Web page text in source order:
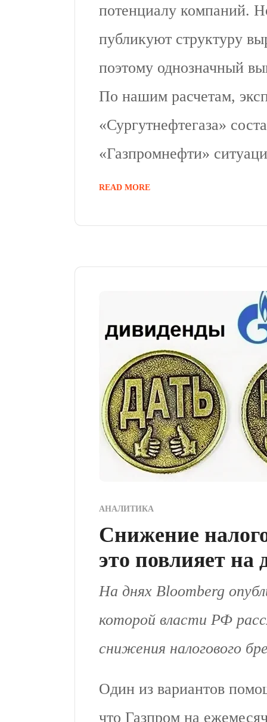
потенциалу компаний.
публикуют структуру
поэтому однозначный
По нашим расчетам,
«Сургутнефтегаза»
«Газпромнефти»
READ MORE
АНАЛИТИКА
Снижение
это повлияет на
На днях Bloomberg
которой власти РФ
снижения налогового
Один из вариантов
что Газпром на